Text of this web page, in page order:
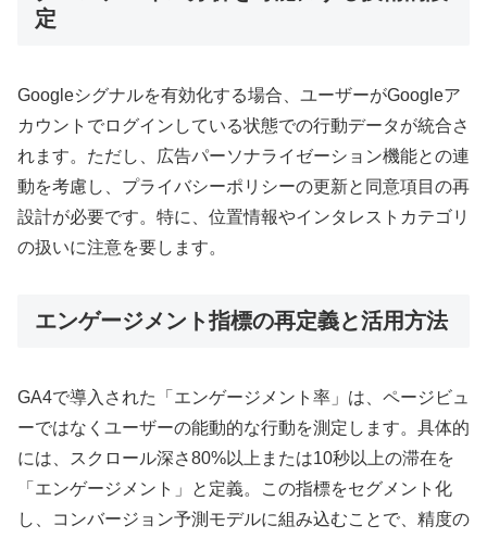
定
Googleシグナルを有効化する場合、ユーザーがGoogleア
カウントでログインしている状態での行動データが統合さ
れます。ただし、広告パーソナライゼーション機能との連
動を考慮し、プライバシーポリシーの更新と同意項目の再
設計が必要です。特に、位置情報やインタレストカテゴリ
の扱いに注意を要します。
エンゲージメント指標の再定義と活用方法
GA4で導入された「エンゲージメント率」は、ページビュ
ーではなくユーザーの能動的な行動を測定します。具体的
には、スクロール深さ80%以上または10秒以上の滞在を
「エンゲージメント」と定義。この指標をセグメント化
し、コンバージョン予測モデルに組み込むことで、精度の